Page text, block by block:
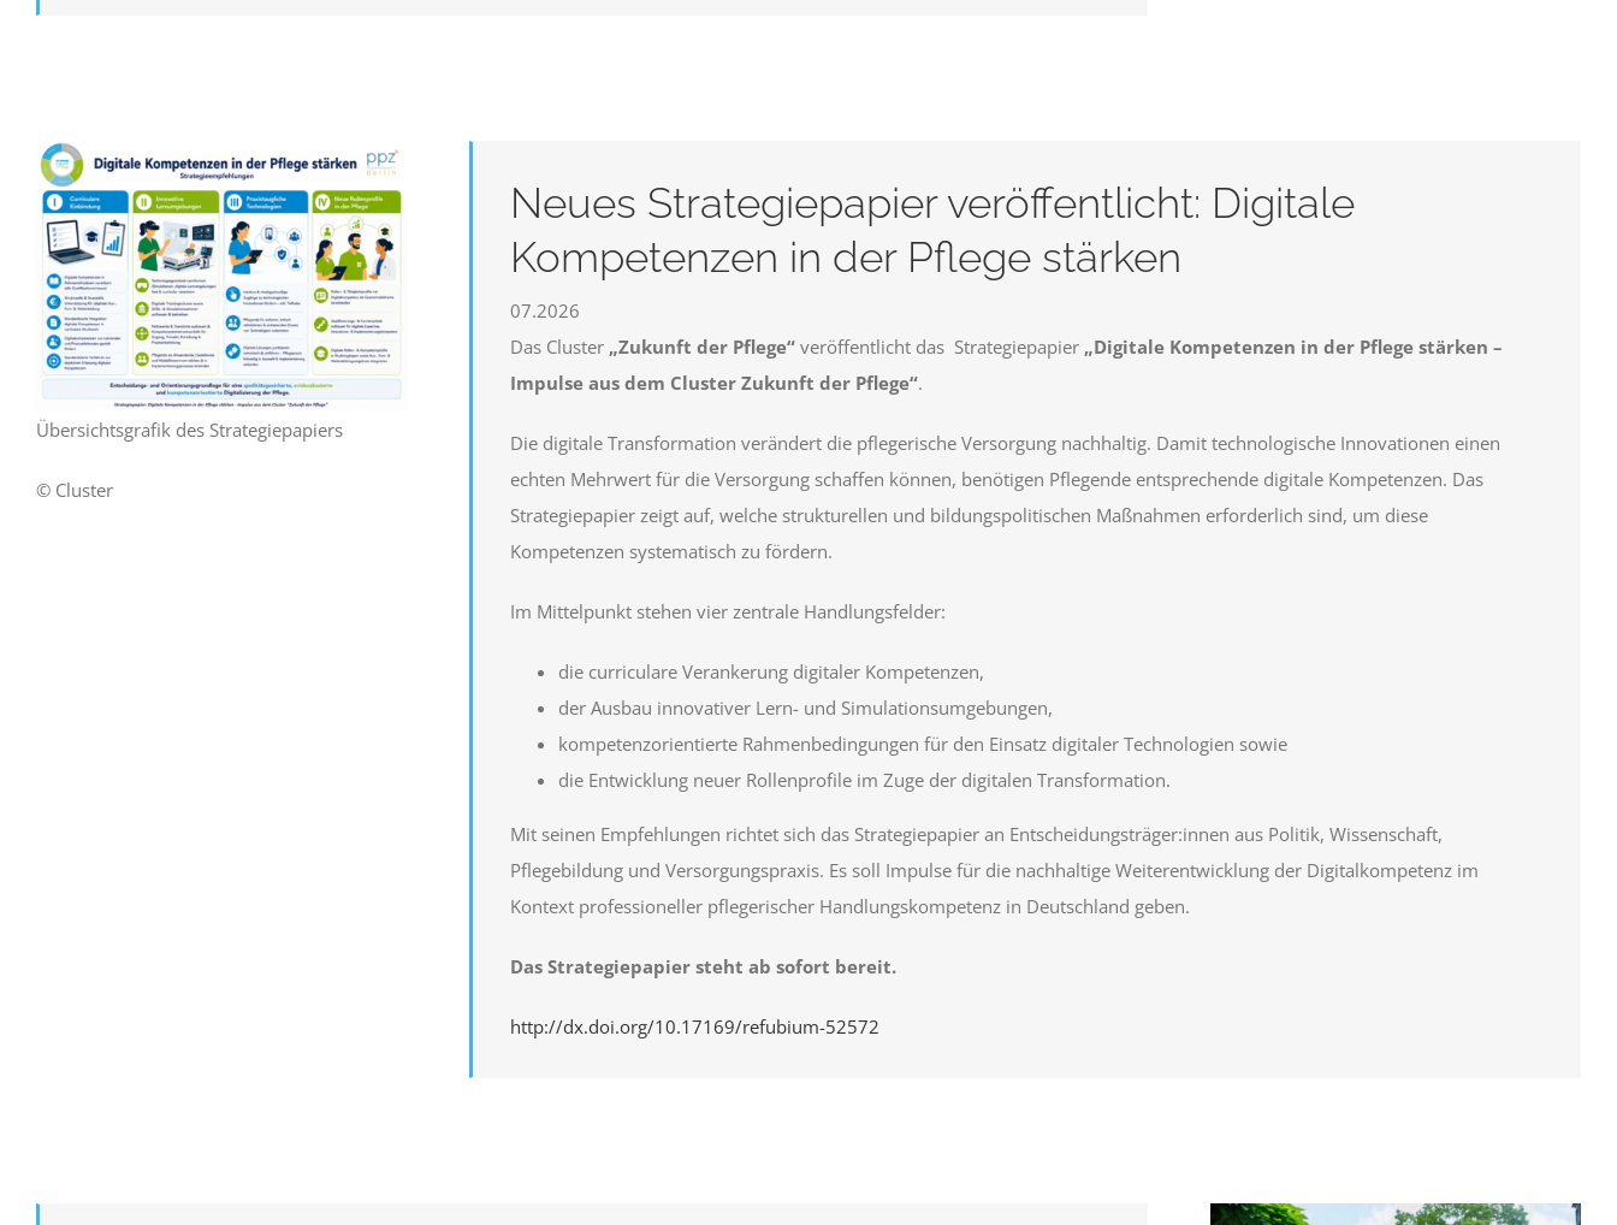
Übersichtsgrafik des Strategiepapiers
© Cluster
Neues Strategiepapier veröffentlicht: Digitale
Kompetenzen in der Pflege stärken
07.2026
Das Cluster „Zukunft der Pflege“veröffentlicht das Strategiepapier „Digitale Kompetenzen in der Pflege stärken –
Impulse aus dem Cluster Zukunft der Pflege“.
Die digitale Transformation verändert die pflegerische Versorgung nachhaltig. Damit technologische Innovationen einen
echten Mehrwert für die Versorgung schaffen können, benötigen Pflegende entsprechende digitale Kompetenzen. Das
Strategiepapier zeigt auf, welche strukturellen und bildungspolitischen Maßnahmen erforderlich sind, um diese
Kompetenzen systematisch zu fördern.
Im Mittelpunkt stehen vier zentrale Handlungsfelder:
die curriculare Verankerung digitaler Kompetenzen,
der Ausbau innovativer Lern- und Simulationsumgebungen,
kompetenzorientierte Rahmenbedingungen für den Einsatz digitaler Technologien sowie
die Entwicklung neuer Rollenprofile im Zuge der digitalen Transformation.
Mit seinen Empfehlungen richtet sich das Strategiepapier an Entscheidungsträger:innen aus Politik, Wissenschaft,
Pflegebildung und Versorgungspraxis. Es soll Impulse für die nachhaltige Weiterentwicklung der Digitalkompetenz im
Kontext professioneller pflegerischer Handlungskompetenz in Deutschland geben.
Das Strategiepapier steht ab sofort bereit.
http://dx.doi.org/10.17169/refubium-52572